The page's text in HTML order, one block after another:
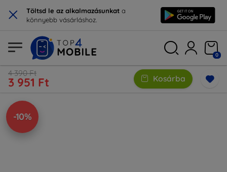
× Töltsd le az alkalmazásunkat a
könnyebb vásárláshoz.
0
4 390 Ft
3 951 Ft Kosárba
-10%